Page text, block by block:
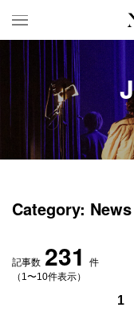
HOME
インタビュー
ニュース＆イベント
データ
Category:
記事数 231
件
（1〜10件表示）
1